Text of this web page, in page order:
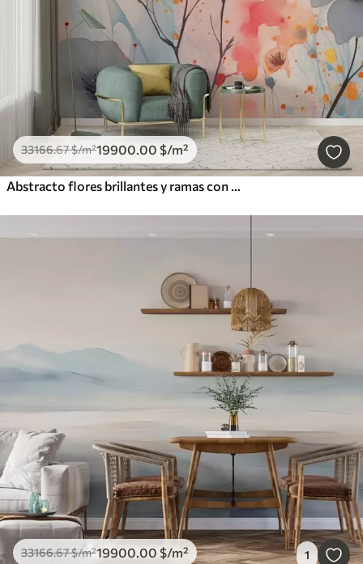
33166.67$/m²19900.00 $/m²
Abstracto flores brillantes y ramas con salpicaduras de pintura acuarela húmeda
33166.67$/m²19900.00 $/m² 1